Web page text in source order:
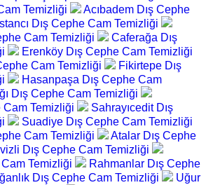
Temizliği
Acıbadem Dış Cephe
Dış Cephe Cam Temizliği
Cam Temizliği
Caferağa Dış
Erenköy Dış Cephe Cam Temizliği
Cam Temizliği
Fikirtepe Dış
Hasanpaşa Dış Cephe Cam
Dış Cephe Cam Temizliği
Cam Temizliği
Sahrayıcedit Dış
Suadiye Dış Cephe Cam Temizliği
Cam Temizliği
Atalar Dış Cephe
Dış Cephe Cam Temizliği
Cam Temizliği
Rahmanlar Dış Cephe
Dış Cephe Cam Temizliği
Uğur